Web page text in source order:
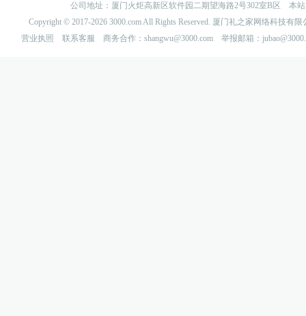
公司地址：厦门火炬高新区软件园二期望海路2号302室B区 本
Copyright © 2017-2026 3000.com All Rights Reserved. 厦门礼之家网络科技
营业执照
联系客服 商务合作：shangwu@3000.com 举报邮箱：